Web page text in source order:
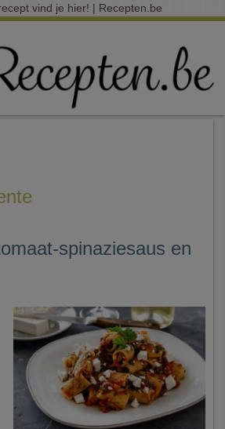
vind je hier! | Recepten.be
spinaziesaus en